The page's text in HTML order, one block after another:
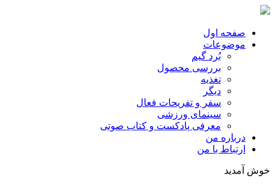
صفحه اول
موضوعات
بُرد گیم
بررسی محصول
تغذیه
دیگر
سفر و تفریحات فعال
سینمای ورزشی
معرفی پادکست و کتاب صوتی
درباره من
ارتباط با من
خوش آمدید